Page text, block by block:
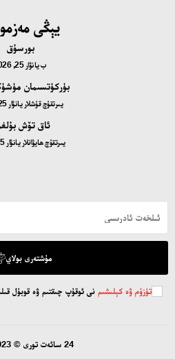
يېڭى
بورسۇق
بيانۋار 25, 2026
بۈركۈتسىمان
يىرتقۇچ قۇشلار يانۋار 25, 2026
ئاق تۆش
يىرتقۇچ ھايۋانلار يانۋار 25, 2026
مۇشتەرى بولاي
تۈزۈم ۋە كېلىشىم نى ئوقۇپ چىقتىم ۋە قوبۇل
24 سائەت تورى © 2023-2025